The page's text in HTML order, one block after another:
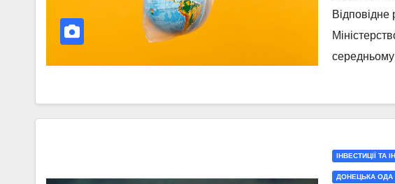
ІНВЕСТИЦІЇ ТА
ДОНЕЦЬКА ОДА